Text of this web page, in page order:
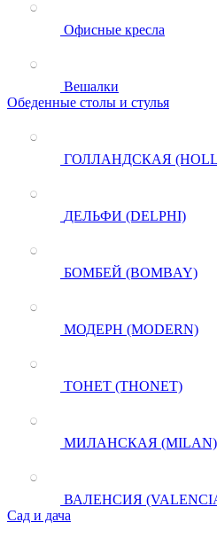
Офисные кресла
Вешалки
Обеденные столы и стулья
ГОЛЛАНДСКАЯ
ДЕЛЬФИ (DELPHI)
БОМБЕЙ (BOMBAY)
МОДЕРН (MODERN)
ТОНЕТ (THONET)
МИЛАНСКАЯ (MILAN)
ВАЛЕНСИЯ
Сад и дача